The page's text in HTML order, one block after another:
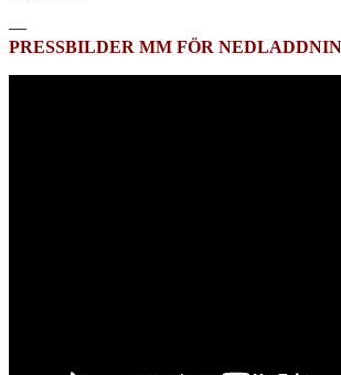
—
PRESSBILDER MM FÖR